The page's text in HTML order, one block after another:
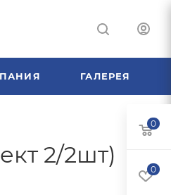
ГАЛЕРЕЯ
2/2шт)
0
0